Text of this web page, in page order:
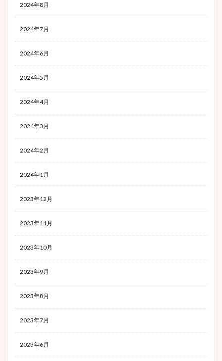
2024年8月
2024年7月
2024年6月
2024年5月
2024年4月
2024年3月
2024年2月
2024年1月
2023年12月
2023年11月
2023年10月
2023年9月
2023年8月
2023年7月
2023年6月